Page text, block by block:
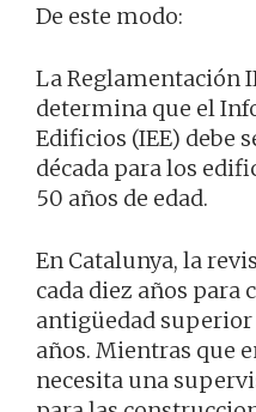
De este modo:
La Reglamentación
determina que el
Edificios (IEE) debe
década para los
50 años de edad.
En Catalunya, la
cada diez años para
antigüedad superior
años. Mientras que
necesita una